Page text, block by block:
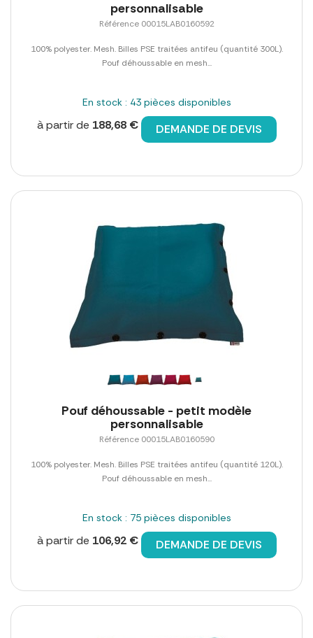
personnalisable
Référence 00015LAB0160592
100% polyester. Mesh. Billes PSE traitées antifeu (quantité 300L).
Pouf déhoussable en mesh...
En stock : 43 pièces disponibles
à partir de 188,68 € DEMANDE DE DEVIS
Pouf déhoussable - petit modèle
personnalisable
Référence 00015LAB0160590
100% polyester. Mesh. Billes PSE traitées antifeu (quantité 120L).
Pouf déhoussable en mesh...
En stock : 75 pièces disponibles
à partir de 106,92 € DEMANDE DE DEVIS